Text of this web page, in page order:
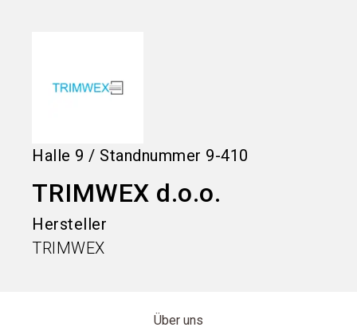
Halle 9 / Standnummer 9-410
TRIMWEX d.o.o.
Hersteller
TRIMWEX
Über uns